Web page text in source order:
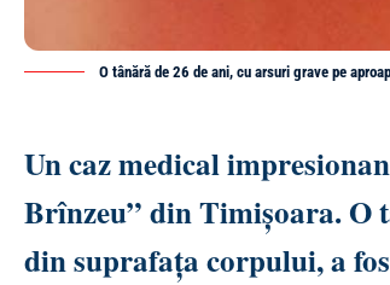
O tânără de 26 de ani, cu arsuri grave pe
Un caz medical
Brînzeu” din Timișoara. O
din suprafața corpului, a